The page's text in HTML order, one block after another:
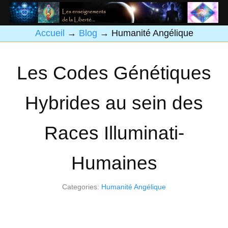
Accueil → Blog → Humanité Angélique
Les Codes Génétiques
Hybrides au sein des
Races Illuminati-
Humaines
Categories: Humanité Angélique